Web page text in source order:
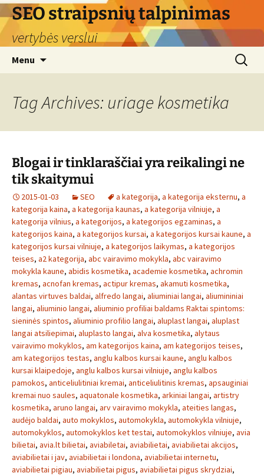
Skip
to
content
SEO straipsnių talpinimas
vertybės verslui
Menu
Search
for:
Tag Archives: uriage kosmetika
Blogai ir tinklaraščiai yra reikalingi ne
tik skaitymui
2015-01-03 SEO a kategorija, a kategorija eksternu, a
kategorija kaina, a kategorija kaunas, a kategorija vilniuje, a
kategorija vilnius, a kategorijos, a kategorijos egzaminas, a
kategorijos kaina, a kategorijos kursai, a kategorijos kursai kaune, a
kategorijos kursai vilniuje, a kategorijos laikymas, a kategorijos
teises, a2 kategorija, abc vairavimo mokykla, abc vairavimo
mokykla kaune, abidis kosmetika, academie kosmetika, achromin
kremas, acnofan kremas, actipur kremas, akamuti kosmetika,
alantas virtuves baldai, alfredo langai, aliuminiai langai, aliumininiai
langai, aliuminio langai, aliuminio profiliai baldams Raktai spintoms:
sieninės spintos, aliuminio profilio langai, aluplast langai, aluplast
langai atsiliepimai, aluplasto langai, alva kosmetika, alytaus
vairavimo mokyklos, am kategorijos kaina, am kategorijos teises,
am kategorijos testas, anglu kalbos kursai kaune, anglu kalbos
kursai klaipedoje, anglu kalbos kursai vilniuje, anglu kalbos
pamokos, anticeliulitiniai kremai, anticeliulitinis kremas, apsauginiai
kremai nuo saules, aquatonale kosmetika, arkiniai langai, artistry
kosmetika, aruno langai, arv vairavimo mokykla, ateities langas,
audėjo baldai, auto mokyklos, automokykla, automokykla vilniuje,
automokyklos, automokyklos ket testai, automokyklos vilniuje, avia
bilietai, avia.lt bilietai, aviabiletai, aviabilietai, aviabilietai akcijos,
aviabilietai i jav, aviabilietai i londona, aviabilietai internetu,
aviabilietai pigiau, aviabilietai pigus, aviabilietai pigus skrydziai,